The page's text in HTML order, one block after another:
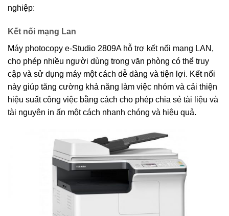
nghiệp:
Kết nối mạng Lan
Máy photocopy e-Studio 2809A hỗ trợ kết nối mạng LAN,
cho phép nhiều người dùng trong văn phòng có thể truy
cập và sử dụng máy một cách dễ dàng và tiện lợi. Kết nối
này giúp tăng cường khả năng làm việc nhóm và cải thiện
hiệu suất công việc bằng cách cho phép chia sẻ tài liệu và
tài nguyên in ấn một cách nhanh chóng và hiệu quả.